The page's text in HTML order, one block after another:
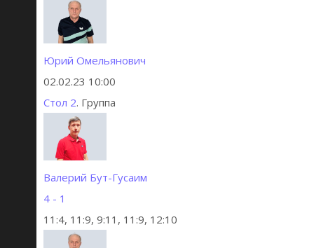
Юрий Омельянович
02.02.23 10:00
Стол 2. Группа
Валерий Бут-Гусаим
4 - 1
11:4, 11:9, 9:11, 11:9, 12:10